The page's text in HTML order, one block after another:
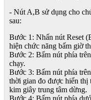
- Nút A,B sử dụng cho
sau:
Bước 1: Nhấn nút Reset
hiện chức năng bấm giờ
Bước 2: Bấm nút phía
chạy.
Bước 3: Bấm nút phía
thời gian đo được hiển thị
kim giây trung tâm dừng.
Bước 4: Bấm nút phía